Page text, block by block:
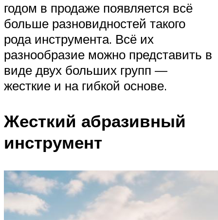
годом в продаже появляется всё
больше разновидностей такого
рода инструмента. Всё их
разнообразие можно представить в
виде двух больших групп —
жесткие и на гибкой основе.
Жесткий абразивный
инструмент